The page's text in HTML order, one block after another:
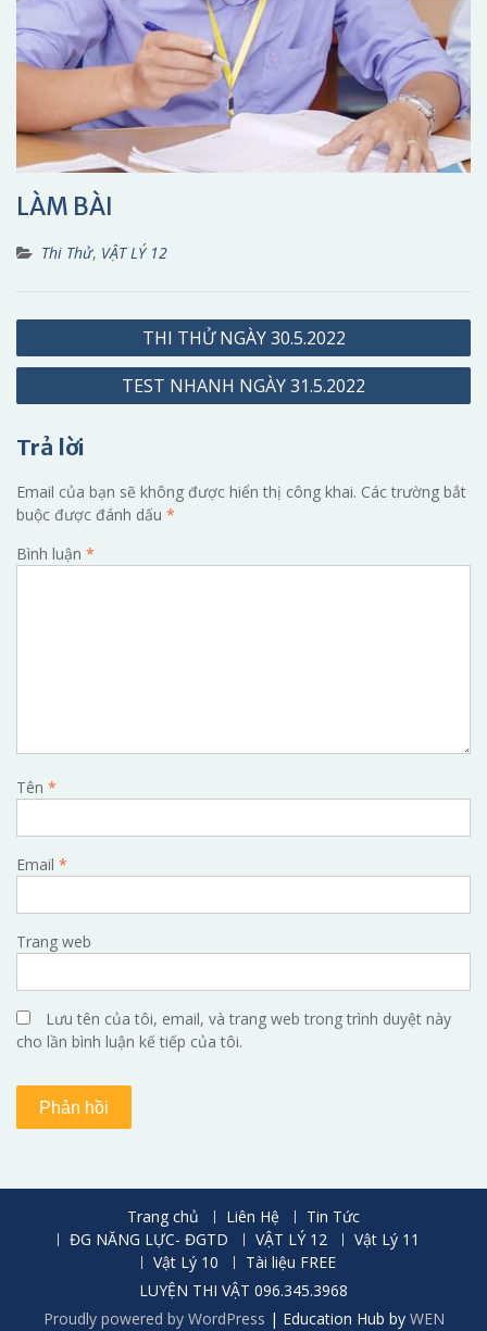
LÀM BÀI
Thi Thử, VẬT LÝ 12
Điều
hướng
THI THỬ NGÀY 30.5.2022
TEST NHANH NGÀY 31.5.2022
Trả lời
Email của bạn sẽ không được hiển thị công khai. Các trường bắt
buộc được đánh dấu *
Bình luận *
Tên *
Email *
Trang web
Lưu tên của tôi, email, và trang web trong trình duyệt này
cho lần bình luận kế tiếp của tôi.
Trang chủ Liên Hệ
Tin Tức
ĐG NĂNG LỰC- ĐGTD
VẬT LÝ 12
Vật Lý 11
Vật Lý 10
Tài liệu FREE
LUYỆN THI VẬT 096.345.3968
Proudly powered by WordPress | Education Hub by WEN